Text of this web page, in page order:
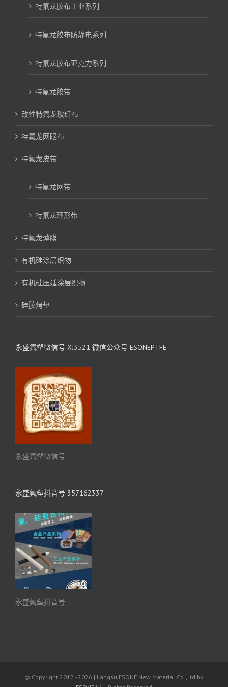
特氟龙胶布工业系列
特氟龙胶布防静电系列
特氟龙胶布亚克力系列
特氟龙胶带
改性特氟龙玻纤布
特氟龙网眼布
特氟龙皮带
特氟龙网带
特氟龙环形带
特氟龙薄膜
有机硅涂层织物
有机硅压延涂层织物
硅胶烤垫
永盛氟塑微信号 XJ3521 微信公众号 ESONEPTFE
永盛氟塑微信号
永盛氟塑抖音号 357162337
永盛氟塑抖音号
© Copyright 2012 - 2026 | Jiangsu ESONE New Material Co.,Ltd by